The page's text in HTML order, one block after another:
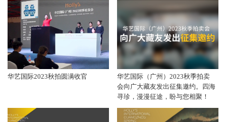
华艺国际2023秋拍圆满收官
华艺国际（广州）2023秋季拍卖
会向广大藏友发出征集邀约。四海
寻珍，漫漫征途，盼与您相聚！